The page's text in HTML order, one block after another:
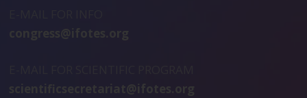
scientificsecretariat@ifotes.org